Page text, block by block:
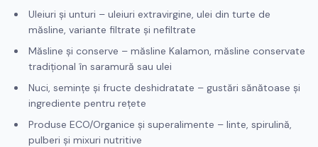
Uleiuri și unturi – uleiuri extravirgine, ulei din turte de
măsline, variante filtrate și nefiltrate
Măsline și conserve – măsline Kalamon, măsline conservate
tradițional în saramură sau ulei
Nuci, semințe și fructe deshidratate – gustări sănătoase și
ingrediente pentru rețete
Produse ECO/Organice și superalimente – linte, spirulină,
pulberi și mixuri nutritive